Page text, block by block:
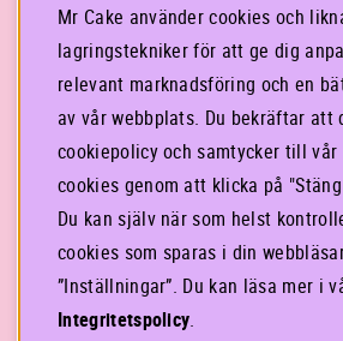
KONTAKTA OSS
STOCKHOLM
GÖTEBORG
INFORMATION
LOGGA IN
Mr Cake använder cookies och
lagringstekniker för att ge dig
relevant marknadsföring och en
av vår webbplats. Du bekräftar att
cookiepolicy och samtycker till vår
cookies genom att klicka på
Du kan själv när som helst
cookies som sparas i din
”Inställningar”. Du kan läsa mer i
Integritetspolicy.